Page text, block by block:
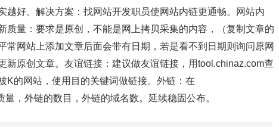
越好。解决方案：找网站开发职员使网站内链更通畅。网站内
质量：要求是原创，不能是网上拷贝采集的内容，（复制文章的
常网站上添加文章后面会带有日期，若是看不到日期则询问原网
新原创文章。友谊链接：建议做友谊链接，用tool.chinaz.com查
K的网站，使用目的关键词做链接。外链：在
，外链的数目，外链的域名数。延续稳固公布。